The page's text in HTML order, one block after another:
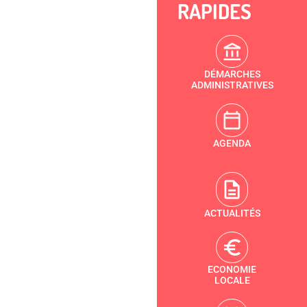
RAPIDES
DÉMARCHES
ADMINISTRATIVES
AGENDA
ACTUALITÉS
ECONOMIE
LOCALE